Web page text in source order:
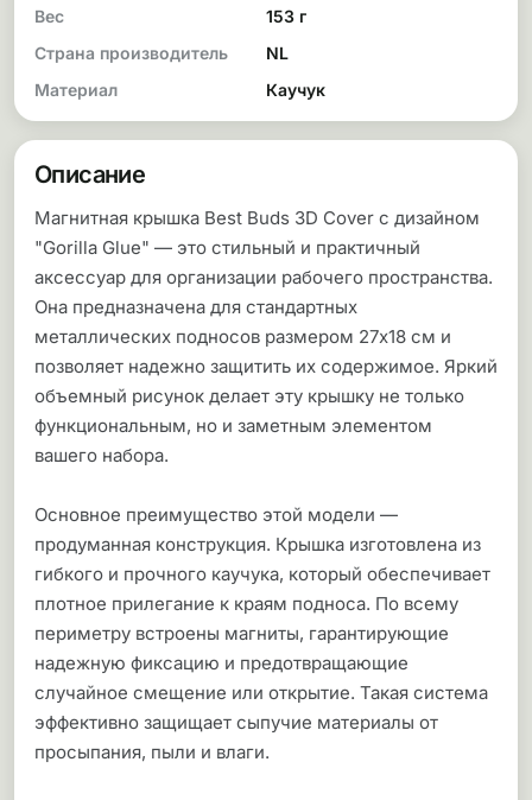
Вес
153 г
Страна производитель
NL
Материал
Каучук
Описание
Магнитная крышка Best Buds 3D Cover с дизайном
"Gorilla Glue" — это стильный и практичный
аксессуар для организации рабочего пространства.
Она предназначена для стандартных
металлических подносов размером 27х18 см и
позволяет надежно защитить их содержимое. Яркий
объемный рисунок делает эту крышку не только
функциональным, но и заметным элементом
вашего набора.
Основное преимущество этой модели —
продуманная конструкция. Крышка изготовлена из
гибкого и прочного каучука, который обеспечивает
плотное прилегание к краям подноса. По всему
периметру встроены магниты, гарантирующие
надежную фиксацию и предотвращающие
случайное смещение или открытие. Такая система
эффективно защищает сыпучие материалы от
просыпания, пыли и влаги.